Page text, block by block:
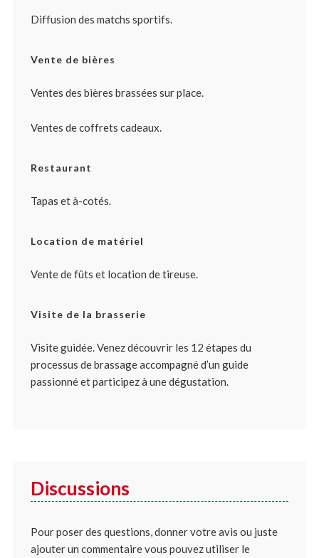
Diffusion des matchs sportifs.
Vente de bières
Ventes des bières brassées sur place.
Ventes de coffrets cadeaux.
Restaurant
Tapas et à-cotés.
Location de matériel
Vente de fûts et location de tireuse.
Visite de la brasserie
Visite guidée. Venez découvrir les 12 étapes du
processus de brassage accompagné d’un guide
passionné et participez à une dégustation.
Discussions
Pour poser des questions, donner votre avis ou juste
ajouter un commentaire vous pouvez utiliser le